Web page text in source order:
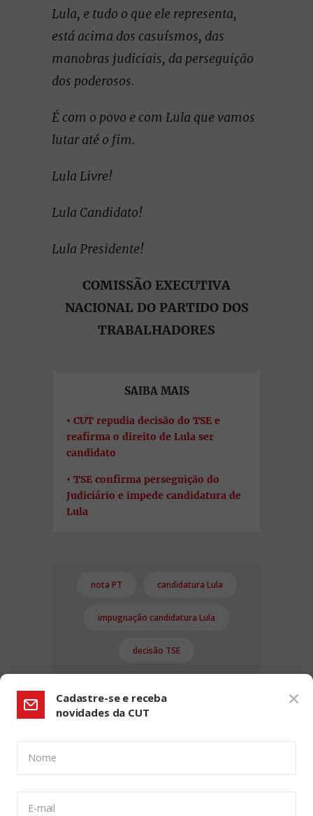
Lula, e tudo o que ele representa,
está acima dos casuísmos, das
manobras judiciais, da perseguição
dos poderosos.
É com o povo e com Lula que vamos
lutar até o fim.
Lula Livre!
Lula Candidato!
Lula Presidente!
COMISSÃO EXECUTIVA
NACIONAL DO PARTIDO DOS
TRABALHADORES
SAIBA MAIS
CUT repudia decisão do TSE e
reafirma o direito de Lula ser
candidato
TSE confirma perseguição do
Judiciário e impede candidatura de
Lula
nota PT candidatura Lula
impugnação candidatura Lula
decisão TSE
Cadastre-se e receba
novidades da CUT
Nome
E-mail
CONFIGURAÇÃO DE COOKIES: